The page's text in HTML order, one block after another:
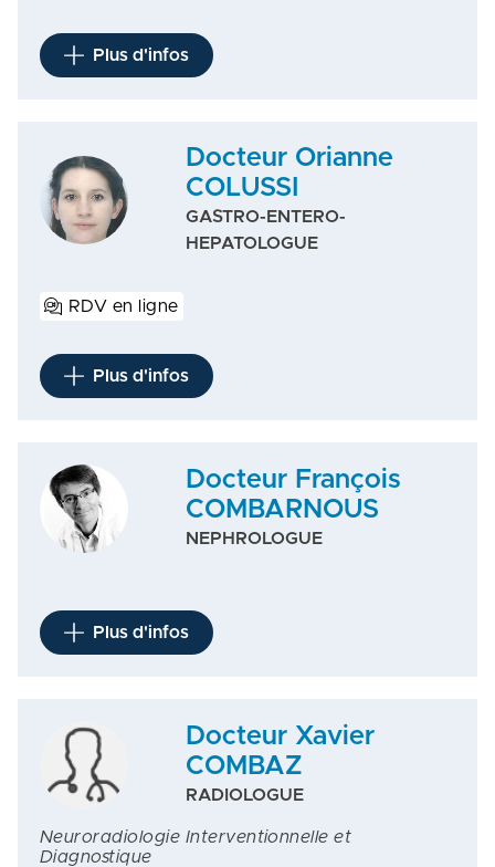
Plus d'infos
Docteur Orianne
COLUSSI
GASTRO-ENTERO-
HEPATOLOGUE
RDV en ligne
Plus d'infos
Docteur François
COMBARNOUS
NEPHROLOGUE
Plus d'infos
Docteur Xavier
COMBAZ
RADIOLOGUE
Neuroradiologie Interventionnelle et
Diagnostique